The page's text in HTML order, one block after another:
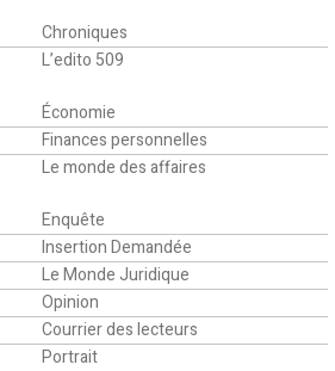
Chroniques
L’edito 509
Économie
Finances personnelles
Le monde des affaires
Enquête
Insertion Demandée
Le Monde Juridique
Opinion
Courrier des lecteurs
Portrait